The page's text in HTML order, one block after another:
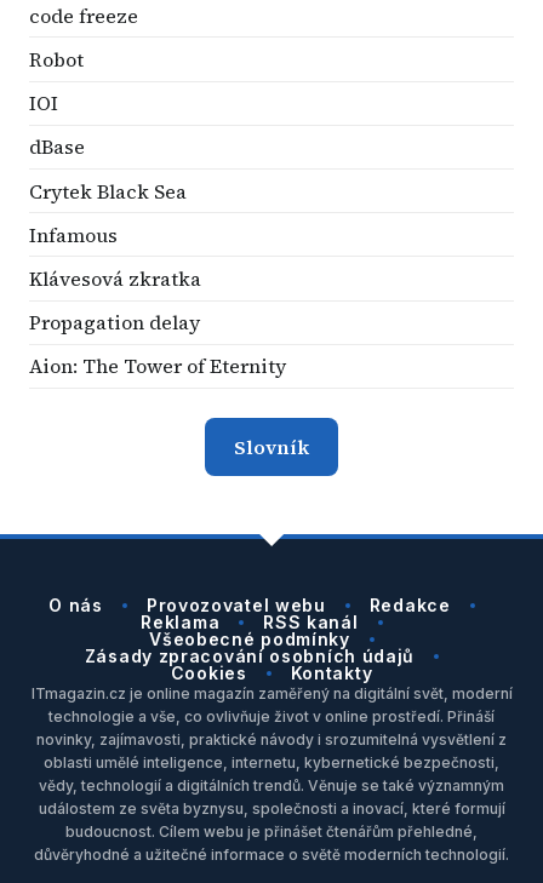
code freeze
Robot
IOI
dBase
Crytek Black Sea
Infamous
Klávesová zkratka
Propagation delay
Aion: The Tower of Eternity
Slovník
O nás Provozovatel webu
Redakce
Reklama
RSS kanál
Všeobecné podmínky
Zásady zpracování osobních údajů
Cookies
Kontakty
ITmagazin.cz je online magazín zaměřený na digitální svět, moderní
technologie a vše, co ovlivňuje život v online prostředí. Přináší
novinky, zajímavosti, praktické návody i srozumitelná vysvětlení z
oblasti umělé inteligence, internetu, kybernetické bezpečnosti,
vědy, technologií a digitálních trendů. Věnuje se také významným
událostem ze světa byznysu, společnosti a inovací, které formují
budoucnost. Cílem webu je přinášet čtenářům přehledné,
důvěryhodné a užitečné informace o světě moderních technologií.